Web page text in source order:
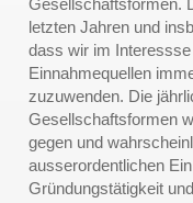
Gesellschaftsformen.
letzten Jahren und
dass wir im
Einnahmequellen
zuzuwenden. Die
Gesellschaftsformen
gegen und
ausserordentlichen
Gründungstätigkeit